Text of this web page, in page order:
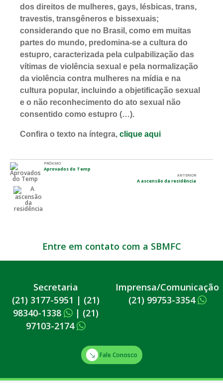
dos direitos de mulheres, gays, lésbicas, trans,
travestis, transgêneros e bissexuais;
considerando que no Brasil, como em muitas
partes do mundo, predomina-se a cultura do
estupro, caracterizada pela culpabilização das
vítimas de violência sexual e pela normalização
da violência contra mulheres na mídia e na
cultura popular, incluindo a objetificação sexual
e o não reconhecimento do ato sexual não
consentido como estupro (…).
Confira o texto na íntegra,clique aqui
PRÓXIMO
Aprovados do Temp
ANTERIOR
A ascensão da residência
Entre em contato com a SBMFC
Secretaria
(21) 3177-5951 | (21)
98340-1338
| (21)
97103-2174
Imprensa/Comunicação
(21) 99753-3354
Fale Conosco